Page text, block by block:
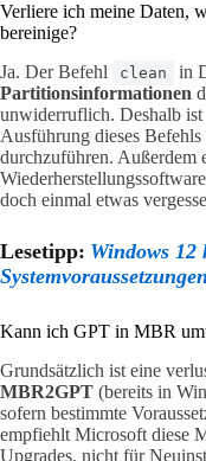
Verliere ich meine Daten,
bereinige?
Ja. Der Befehl
clean in
Partitionsinformationen
unwiderruflich. Deshalb
Ausführung dieses
durchzuführen. Außerdem
doch einmal etwas
Lesetipp: Windows 12
Kann ich GPT in MBR
Grundsätzlich ist eine
MBR2GPT (bereits in
sofern bestimmte
empfiehlt Microsoft diese
Upgrades, nicht für